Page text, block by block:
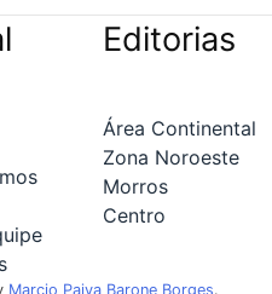
Editorias
Área Continental
Zona Noroeste
Morros
Centro
Marcio Paiva Barone Borges.